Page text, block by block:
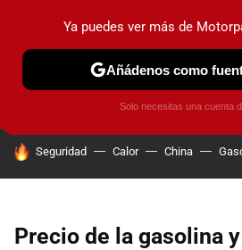
PRUEBAS COCHES ELÉCTRICOS
HOY SE HABLA DE
Seguridad Calor China
Precio de la gasolina
Ya puedes ver más de
Añádenos como
Solo necesitas una cuenta